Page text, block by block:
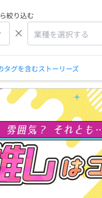
絞り込む
× 業種を選択する
タグを含むストーリーズ